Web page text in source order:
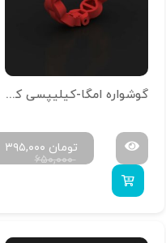
گوشواره امگا-کیلیپسی کد g-n-24
۶۵۰,۰۰۰
۳۹۵,۰۰۰ تومان